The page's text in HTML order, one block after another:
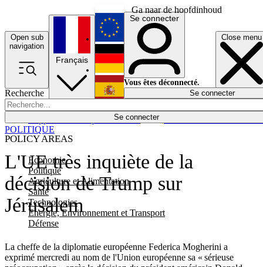
Ga naar de hoofdinhoud
Open sub
navigation
Close menu
Recherche
Se connecter
POLICY AREAS
Economie
Politique
Agriculture et Alimentation
Santé
Technologies
Energie, Environnement et Transport
Défense
Économie
Français
English
Deutsch
Español
Se connecter
Vous êtes déconnecté.
Se connecter
L'UE très inquiète de la
décision de Trump sur
Jérusalem
La cheffe de la diplomatie européenne Federica Mogherini a
exprimé mercredi au nom de l'Union européenne sa « sérieuse
POLITIQUE